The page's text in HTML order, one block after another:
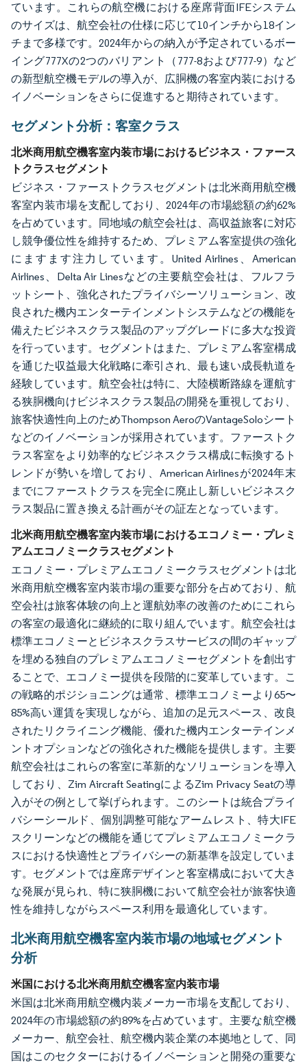
ています。これらの航空機における座席背面IFEシステム
のサイズは、航空会社の仕様に応じて10インチから18イン
チまで多様です。2024年からの納入が予定されているボー
イング777Xの2つのバリアント（777-8および777-9）など
の新型航空機モデルの導入が、広胴機の客室内装における
イノベーションをさらに促進すると期待されています。
セグメント分析：客室クラス
北米商用航空機客室内装市場におけるビジネス・ファース
トクラスセグメント
ビジネス・ファーストクラスセグメントは北米商用航空機
客室内装市場を支配しており、2024年の市場総額の約62%
を占めています。同地域の航空会社は、高収益旅客に対応
し競争優位性を維持するため、プレミアム客室提供の強化
にますます注力しています。United Airlines、American
Airlines、Delta Air Linesなどの主要航空会社は、フルフラ
ットシート、強化されたプライバシーソリューション、改
良された機内エンターテインメントシステムなどの機能を
備えたビジネスクラス製品のアップグレードに多大な投資
を行っています。セグメントはまた、プレミアム客室構成
を通じた収益最大化戦略に牽引され、最も速い成長軌道を
経験しています。航空会社は特に、大陸横断路線を運航す
る狭胴機向けビジネスクラス製品の開発を重視しており、
旅客快適性向上のためThompson AeroのVantageSoloシート
などのイノベーションが採用されています。ファーストク
ラス客室をより効率的なビジネスクラス構成に転換するト
レンドが勢いを増しており、American Airlinesが2024年末
までにファーストクラスを完全に廃止し新しいビジネスク
ラス製品に置き換える計画がその証左となっています。
北米商用航空機客室内装市場におけるエコノミー・プレミ
アムエコノミークラスセグメント
エコノミー・プレミアムエコノミークラスセグメントは北
米商用航空機客室内装市場の重要な部分を占めており、航
空会社は旅客体験の向上と運航効率の改善のためにこれら
の客室の最適化に継続的に取り組んでいます。航空会社は
標準エコノミーとビジネスクラスサービスの間のギャップ
を埋める独自のプレミアムエコノミーセグメントを創出す
ることで、エコノミー提供を段階的に変革しています。こ
の戦略的ポジショニングは通常、標準エコノミーより65〜
85%高い運賃を実現しながら、追加の足元スペース、改良
されたリクライニング機能、優れた機内エンターテインメ
ントオプションなどの強化された機能を提供します。主要
航空会社はこれらの客室に革新的なソリューションを導入
しており、Zim Aircraft SeatingによるZim Privacy Seatの導
入がその例として挙げられます。このシートは統合プライ
バシーシールド、個別調整可能なアームレスト、特大IFE
スクリーンなどの機能を通じてプレミアムエコノミークラ
スにおける快適性とプライバシーの新基準を設定していま
す。セグメントでは座席デザインと客室構成において大き
な発展が見られ、特に狭胴機において航空会社が旅客快適
性を維持しながらスペース利用を最適化しています。
北米商用航空機客室内装市場の地域セグメント
分析
米国における北米商用航空機客室内装市場
米国は北米商用航空機内装メーカー市場を支配しており、
2024年の市場総額の約89%を占めています。主要な航空機
メーカー、航空会社、航空機内装企業の本拠地として、同
国はこのセクターにおけるイノベーションと開発の重要な